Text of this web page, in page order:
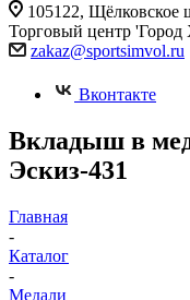
105122, Щёлковское
Торговый центр 'Город
zakaz@sportsimvol.ru
Вконтакте
Вкладыш в
Эскиз-431
Главная
-
Каталог
-
Медали